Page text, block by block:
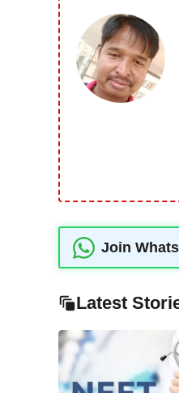
Join
Latest